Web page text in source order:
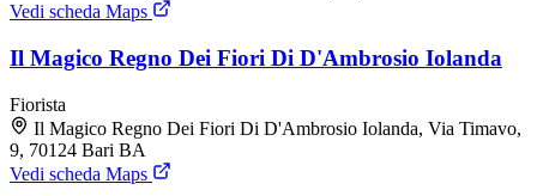
Vedi scheda Maps
Il Magico Regno Dei Fiori Di D'Ambrosio Iolanda
Fiorista
Il Magico Regno Dei Fiori Di D'Ambrosio Iolanda, Via Timavo,
9, 70124 Bari BA
Vedi scheda Maps